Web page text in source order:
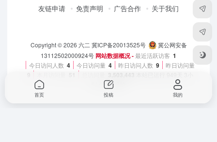
友链申请 免责声明 广告合作 关于我们
Copyright © 2026 六二 冀ICP备20013525号
冀公网安备
13112502000924号 网站数据概况 -最近活跃访客 1
今日访问人数 4 今日访问量 4 昨日访问人数 9 昨日访问量
时 41分 19秒
首页 投稿 我的